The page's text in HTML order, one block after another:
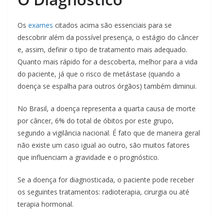
Os exames citados acima são essenciais para se
descobrir além da possível presença, o estágio do câncer
e, assim, definir o tipo de tratamento mais adequado.
Quanto mais rápido for a descoberta, melhor para a vida
do paciente, já que o risco de metástase (quando a
doença se espalha para outros órgãos) também diminui.
No Brasil, a doença representa a quarta causa de morte
por câncer, 6% do total de óbitos por este grupo,
segundo a vigilância nacional. É fato que de maneira geral
não existe um caso igual ao outro, são muitos fatores
que influenciam a gravidade e o prognóstico.
Se a doença for diagnosticada, o paciente pode receber
os seguintes tratamentos: radioterapia, cirurgia ou até
terapia hormonal.